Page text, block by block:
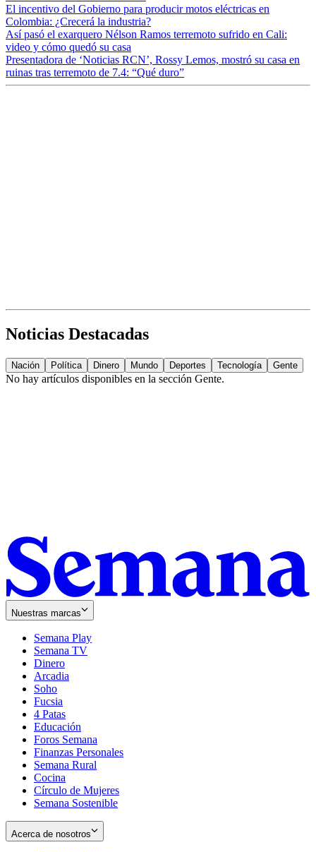
El incentivo del Gobierno para producir motos eléctricas en
Colombia: ¿Crecerá la industria?
Así pasó el exarquero Nélson Ramos terremoto sufrido en Cali:
video y cómo quedó su casa
Presentadora de ‘Noticias RCN’, Rossy Lemos, mostró su casa en
ruinas tras terremoto de 7.4: “Qué duro”
Noticias Destacadas
Nación Política Dinero Mundo Deportes Tecnología Gente
No hay artículos disponibles en la sección Gente.
Nuestras marcas
Semana Play
Semana TV
Dinero
Arcadia
Soho
in
new
window
Fucsia
in
new
window
4 Patas
Educación
Foros Semana
Finanzas Personales
Semana Rural
Cocina
Círculo de Mujeres
Semana Sostenible
Acerca de nosotros